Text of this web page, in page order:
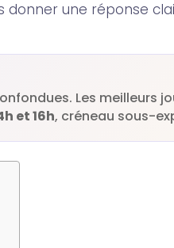
donner une réponse
Les meilleurs
et 16h, créneau sous-